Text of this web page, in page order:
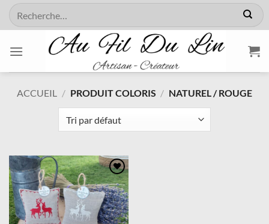
Passer
Recherche
pour :
ACCUEIL / PRODUIT COLORIS / NATUREL / ROUGE
Ajouter
à la
wishlist